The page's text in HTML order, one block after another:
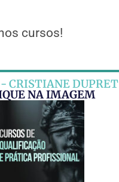
cursos!
- CRISTIANE DUPRET
NA IMAGEM